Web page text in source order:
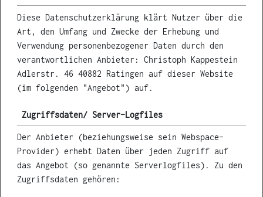
Diese Datenschutzerklärung klärt Nutzer über die
Art, den Umfang und Zwecke der Erhebung und
Verwendung personenbezogener Daten durch den
verantwortlichen Anbieter: Christoph Kappestein
Adlerstr. 46 40882 Ratingen auf dieser Website
(im folgenden "Angebot") auf.
Zugriffsdaten/ Server-Logfiles
Der Anbieter (beziehungsweise sein Webspace-
Provider) erhebt Daten über jeden Zugriff auf
das Angebot (so genannte Serverlogfiles). Zu den
Zugriffsdaten gehören: